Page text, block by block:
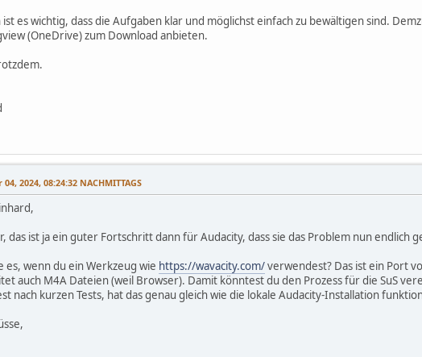
ist es wichtig, dass die Aufgaben klar und möglichst einfach zu bewältigen sind.
(OneDrive) zum Download anbieten.
2024, 08:24:32 NACHMITTAGS
das ist ja ein guter Fortschritt dann für Audacity, dass sie das Problem nun endlich
es, wenn du ein Werkzeug wie https://wavacity.com/verwendest? Das ist ein Port
auch M4A Dateien (weil Browser). Damit könntest du den Prozess für die SuS
nach kurzen Tests, hat das genau gleich wie die lokale Audacity-Installation